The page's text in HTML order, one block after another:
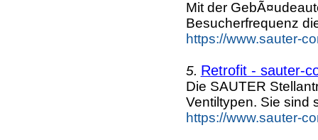
Mit der
Besucherfrequenz
https://www.sauter-
5. Retrofit - sauter-
Die SAUTER
Ventiltypen. Sie sind
https://www.sauter-